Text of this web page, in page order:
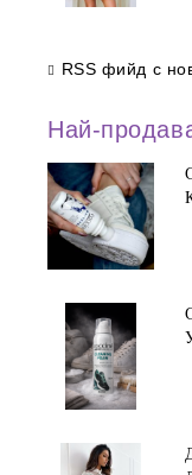
RSS фийд с
Най-